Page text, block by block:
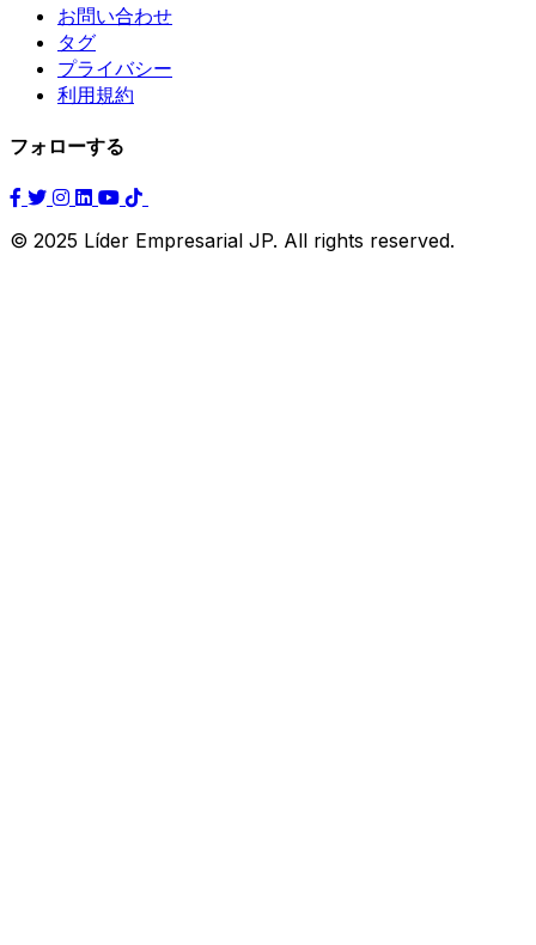
お問い合わせ
タグ
プライバシー
利用規約
フォローする
© 2025 Líder Empresarial JP. All rights reserved.